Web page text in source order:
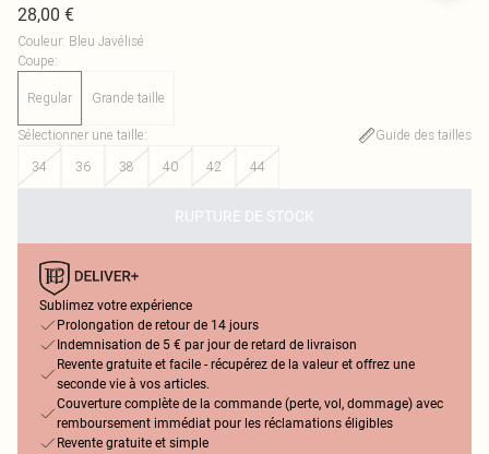
28,00 €
Couleur: Bleu Javélisé
Coupe:
Regular Grande taille
Sélectionner une taille:
Guide des tailles
34
36 38 40 42 44
RUPTURE DE STOCK
Sublimez votre expérience
Prolongation de retour de 14 jours
Indemnisation de 5 € par jour de retard de livraison
Revente gratuite et facile - récupérez de la valeur et offrez une
seconde vie à vos articles.
Couverture complète de la commande (perte, vol, dommage) avec
remboursement immédiat pour les réclamations éligibles
Revente gratuite et simple